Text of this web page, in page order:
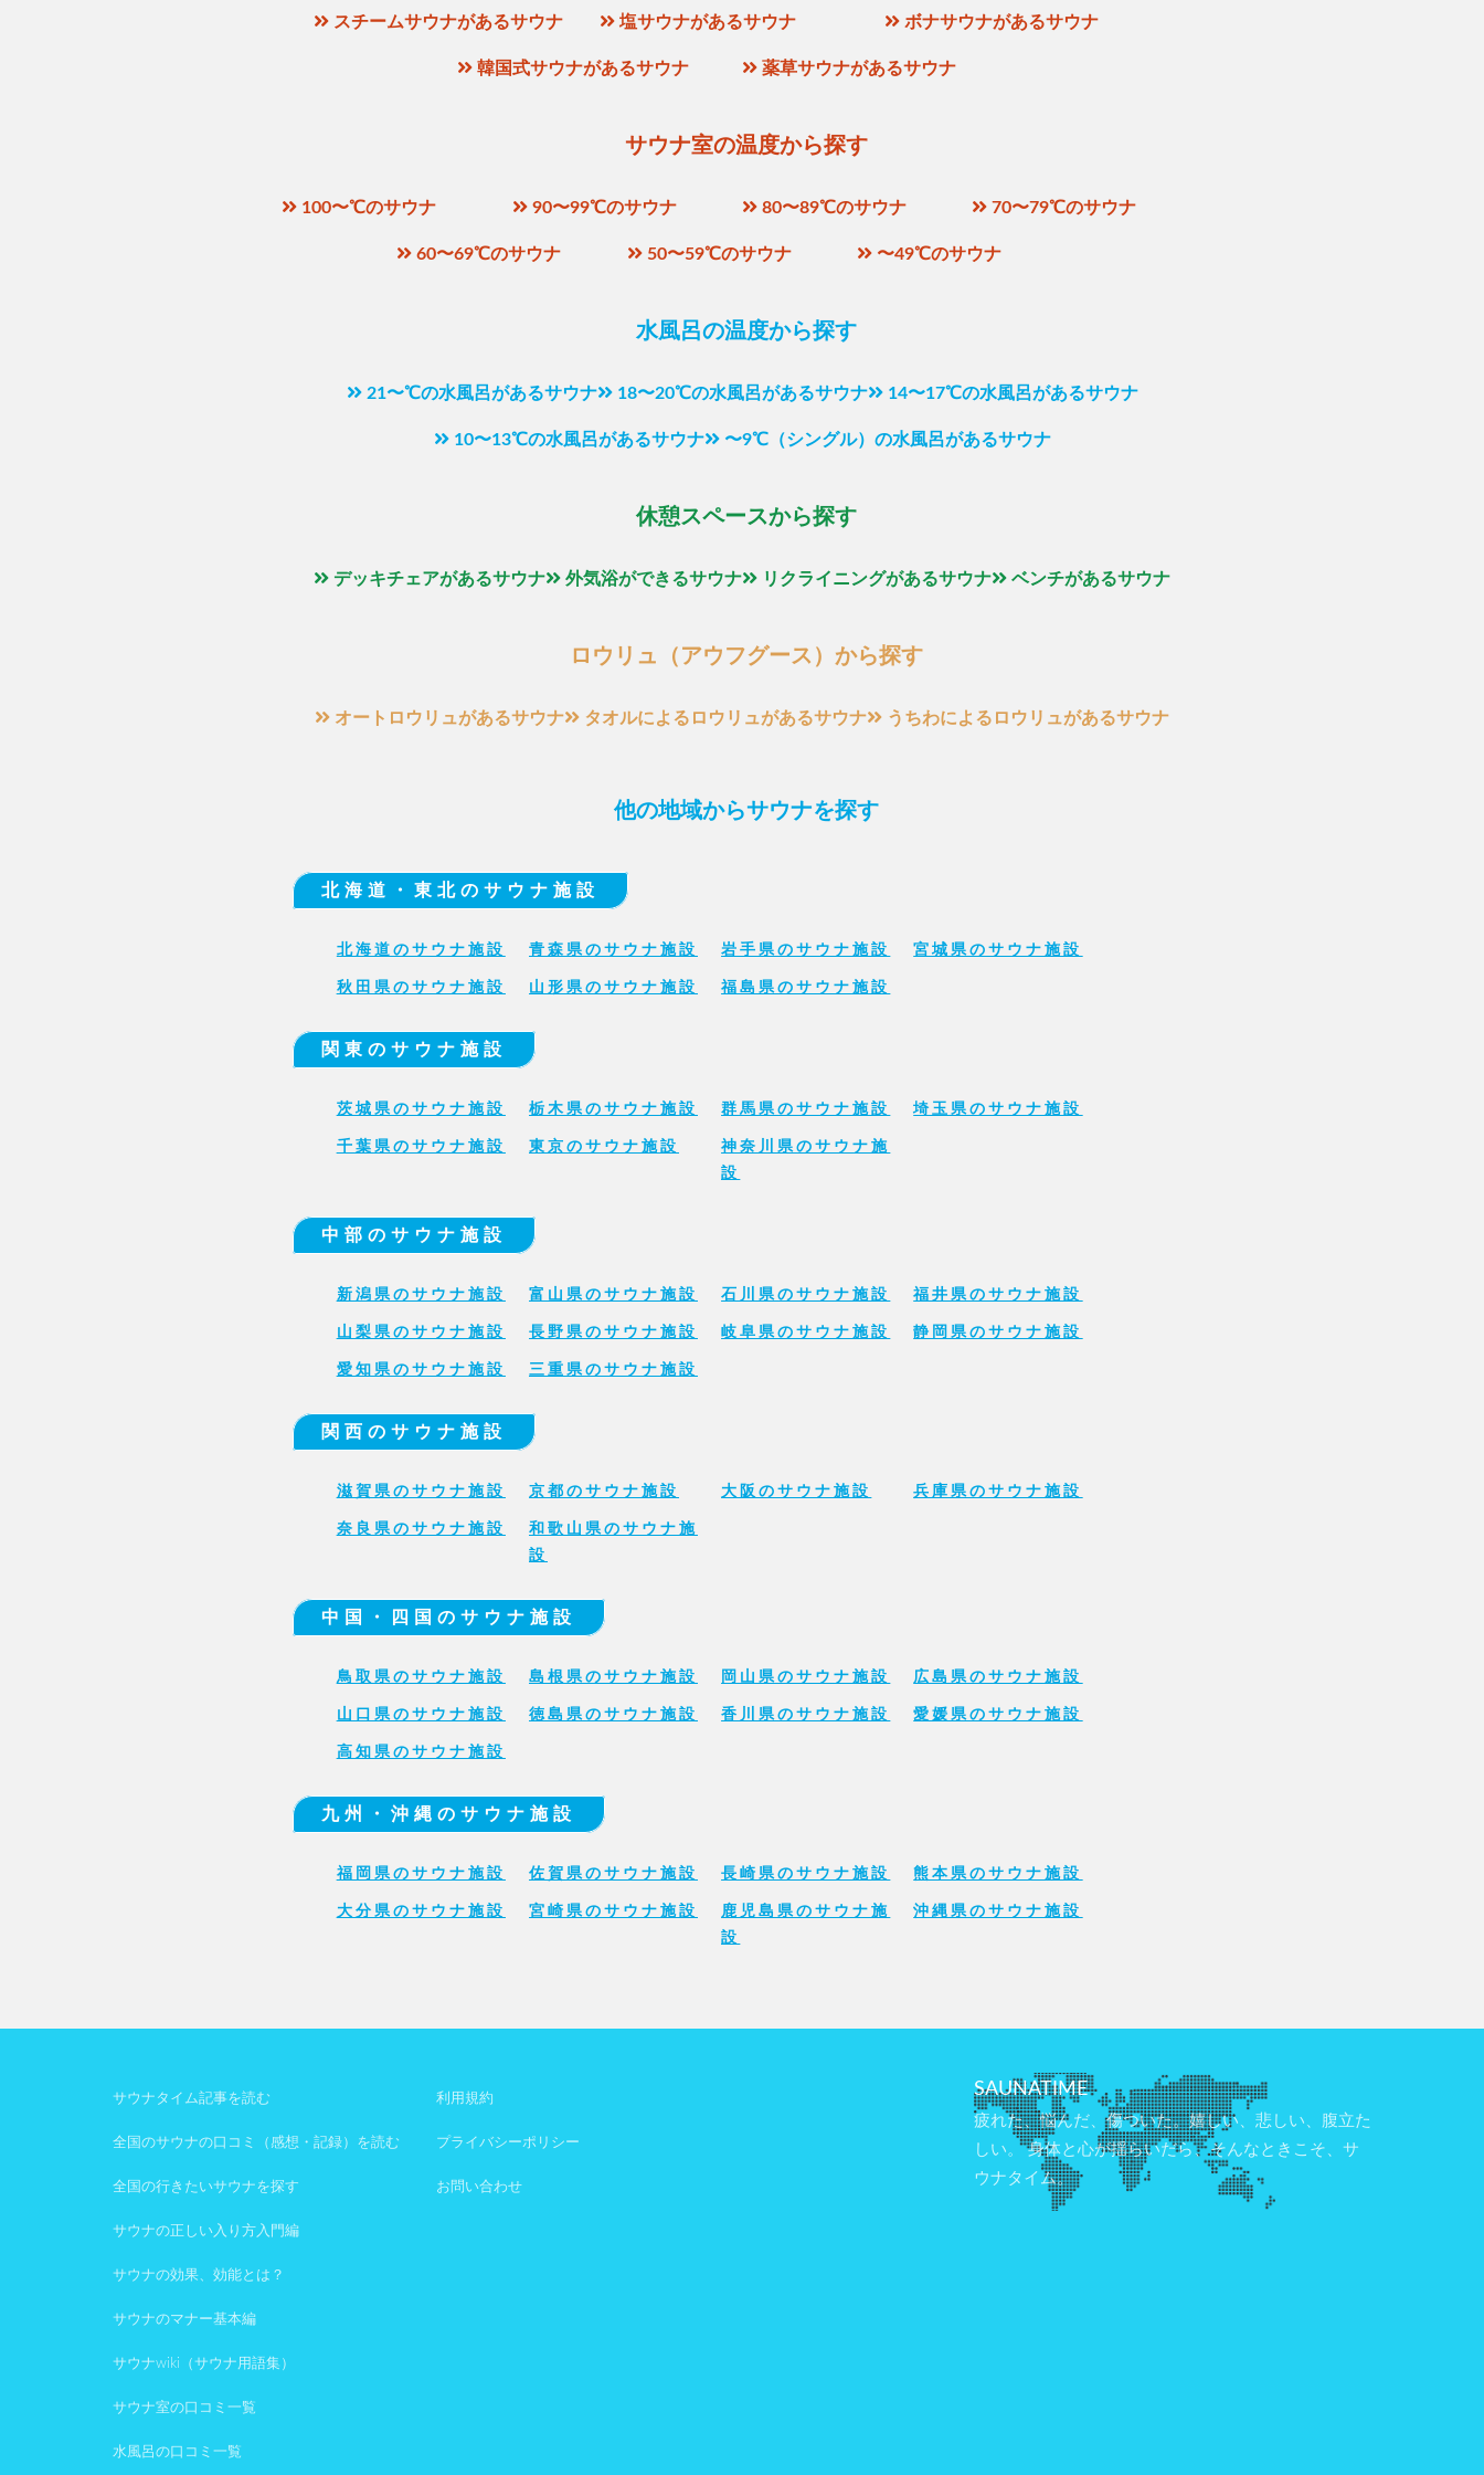
スチームサウナがあるサウナ 塩サウナがあるサウナ ボナサウナがあるサウナ
韓国式サウナがあるサウナ 薬草サウナがあるサウナ
サウナ室の温度から探す
100〜℃のサウナ 90〜99℃のサウナ 80〜89℃のサウナ 70〜79℃のサウナ
60〜69℃のサウナ 50〜59℃のサウナ 〜49℃のサウナ
水風呂の温度から探す
21〜℃の水風呂があるサウナ 18〜20℃の水風呂があるサウナ 14〜17℃の水風呂があるサウナ
10〜13℃の水風呂があるサウナ 〜9℃（シングル）の水風呂があるサウナ
休憩スペースから探す
デッキチェアがあるサウナ 外気浴ができるサウナ リクライニングがあるサウナ ベンチがあるサウナ
ロウリュ（アウフグース）から探す
オートロウリュがあるサウナ タオルによるロウリュがあるサウナ うちわによるロウリュがあるサウナ
他の地域からサウナを探す
北海道・東北のサウナ施設
北海道のサウナ施設 青森県のサウナ施設 岩手県のサウナ施設 宮城県のサウナ施設
秋田県のサウナ施設 山形県のサウナ施設 福島県のサウナ施設
関東のサウナ施設
茨城県のサウナ施設 栃木県のサウナ施設 群馬県のサウナ施設 埼玉県のサウナ施設
千葉県のサウナ施設 東京のサウナ施設
神奈川県のサウナ施
設
中部のサウナ施設
新潟県のサウナ施設 富山県のサウナ施設 石川県のサウナ施設 福井県のサウナ施設
山梨県のサウナ施設 長野県のサウナ施設 岐阜県のサウナ施設 静岡県のサウナ施設
愛知県のサウナ施設 三重県のサウナ施設
関西のサウナ施設
滋賀県のサウナ施設 京都のサウナ施設 大阪のサウナ施設 兵庫県のサウナ施設
奈良県のサウナ施設
和歌山県のサウナ施
設
中国・四国のサウナ施設
鳥取県のサウナ施設 島根県のサウナ施設 岡山県のサウナ施設 広島県のサウナ施設
山口県のサウナ施設 徳島県のサウナ施設 香川県のサウナ施設 愛媛県のサウナ施設
高知県のサウナ施設
九州・沖縄のサウナ施設
福岡県のサウナ施設 佐賀県のサウナ施設 長崎県のサウナ施設 熊本県のサウナ施設
大分県のサウナ施設 宮崎県のサウナ施設
鹿児島県のサウナ施
設
沖縄県のサウナ施設
サウナタイム記事を読む
全国のサウナの口コミ（感想・記録）を読む
全国の行きたいサウナを探す
サウナの正しい入り方入門編
サウナの効果、効能とは？
サウナのマナー基本編
サウナwiki（サウナ用語集）
サウナ室の口コミ一覧
水風呂の口コミ一覧
利用規約
プライバシーポリシー
お問い合わせ
SAUNATIME
疲れた、悩んだ、傷ついた。嬉しい、悲しい、腹立た
しい。 身体と心が揺らいだら、そんなときこそ、サ
ウナタイム。